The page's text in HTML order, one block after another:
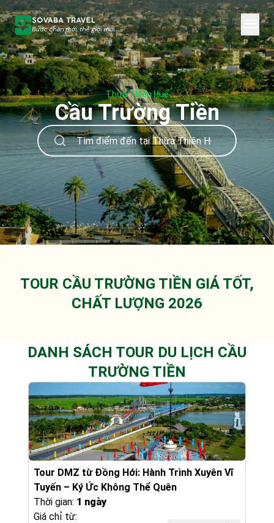
Thừa Thiên Huế
Cầu Trường Tiền
TOUR CẦU TRƯỜNG TIỀN GIÁ TỐT,
CHẤT LƯỢNG 2026
DANH SÁCH TOUR DU LỊCH CẦU
TRƯỜNG TIỀN
Tour DMZ từ Đồng Hới: Hành Trình Xuyên Vĩ
Tuyến – Ký Ức Không Thể Quên
Thời gian: 1 ngày
Giá chỉ từ: